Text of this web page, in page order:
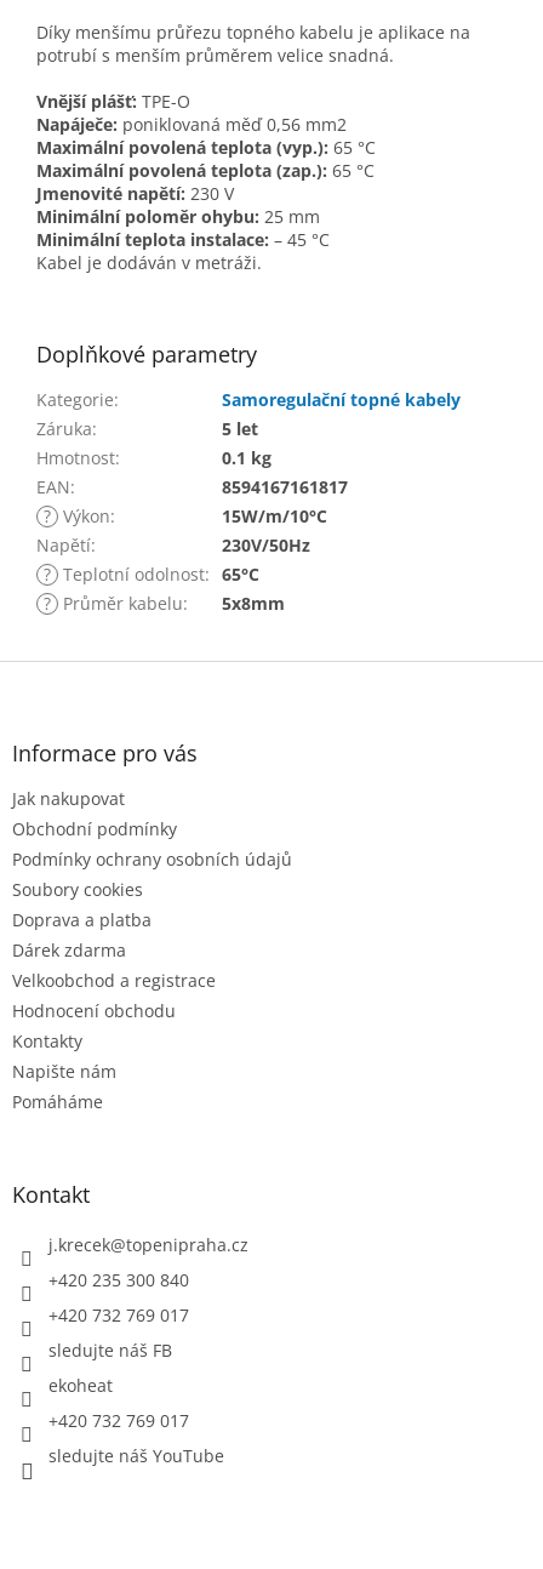
Díky menšímu průřezu topného kabelu je aplikace na
potrubí s menším průměrem velice snadná.
Vnější plášť: TPE-O
Napáječe: poniklovaná měď 0,56 mm2
Maximální povolená teplota (vyp.): 65 °C
Maximální povolená teplota (zap.): 65 °C
Jmenovité napětí: 230 V
Minimální poloměr ohybu: 25 mm
Minimální teplota instalace: – 45 °C
Kabel je dodáván v metráži.
Doplňkové parametry
Kategorie:
Samoregulační topné kabely
Záruka:
5 let
Hmotnost:
0.1 kg
EAN:
8594167161817
? Výkon:
15W/m/10°C
Napětí:
230V/50Hz
? Teplotní odolnost: 65°C
? Průměr kabelu: 5x8mm
Z
Informace pro vás
Jak nakupovat
Obchodní podmínky
Podmínky ochrany osobních údajů
Soubory cookies
Doprava a platba
Dárek zdarma
Velkoobchod a registrace
Hodnocení obchodu
Kontakty
Napište nám
Pomáháme
Kontakt
j.krecek@topenipraha.cz
+420 235 300 840
+420 732 769 017
sledujte náš FB
ekoheat
+420 732 769 017
sledujte náš YouTube